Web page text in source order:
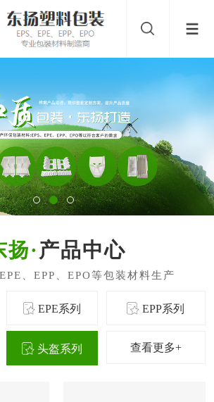
产品中心
EPE系列 EPP系列
头盔系列 查看更多+